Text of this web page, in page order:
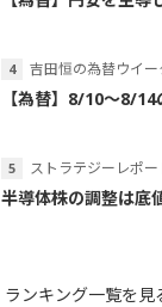
吉田恒の為替ウイー
【為替】8/10～8/
ストラテジーレポー
半導体株の調整は底
ランキング一覧を見